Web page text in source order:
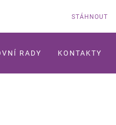
STÁHNOUT
RADY KONTAKTY